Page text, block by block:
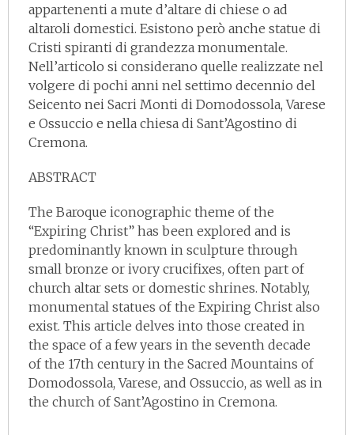
appartenenti a mute d’altare di chiese o ad
altaroli domestici. Esistono però anche statue di
Cristi spiranti di grandezza monumentale.
Nell’articolo si considerano quelle realizzate nel
volgere di pochi anni nel settimo decennio del
Seicento nei Sacri Monti di Domodossola, Varese
e Ossuccio e nella chiesa di Sant’Agostino di
Cremona.
ABSTRACT
The Baroque iconographic theme of the
“Expiring Christ” has been explored and is
predominantly known in sculpture through
small bronze or ivory crucifixes, often part of
church altar sets or domestic shrines. Notably,
monumental statues of the Expiring Christ also
exist. This article delves into those created in
the space of a few years in the seventh decade
of the 17th century in the Sacred Mountains of
Domodossola, Varese, and Ossuccio, as well as in
the church of Sant’Agostino in Cremona.